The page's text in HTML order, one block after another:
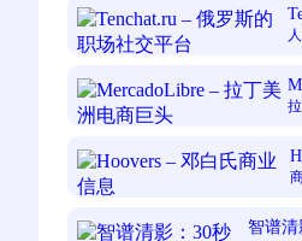
智谱清